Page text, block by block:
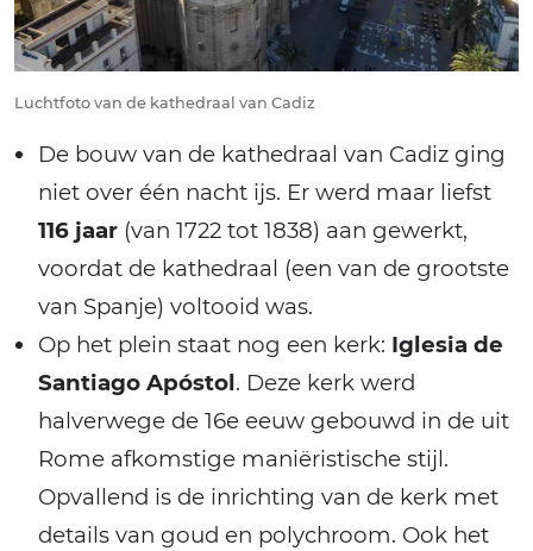
Luchtfoto van de kathedraal van Cadiz
De bouw van de kathedraal van Cadiz ging
niet over één nacht ijs. Er werd maar liefst
116 jaar (van 1722 tot 1838) aan gewerkt,
voordat de kathedraal (een van de grootste
van Spanje) voltooid was.
Op het plein staat nog een kerk: Iglesia de
Santiago Apóstol. Deze kerk werd
halverwege de 16e eeuw gebouwd in de uit
Rome afkomstige maniëristische stijl.
Opvallend is de inrichting van de kerk met
details van goud en polychroom. Ook het